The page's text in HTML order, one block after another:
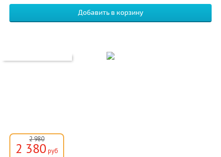
2 980
2 380 руб